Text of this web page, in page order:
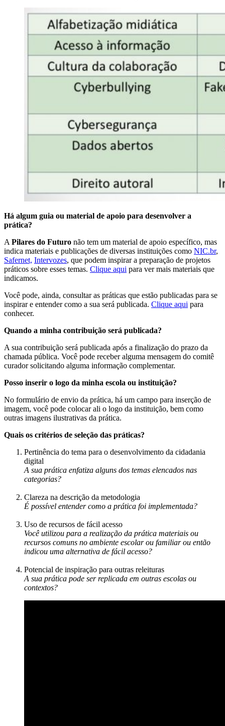
Há algum guia ou material de apoio para desenvolver a
prática?
A Pilares do Futuro não tem um material de apoio específico, mas
indica materiais e publicações de diversas instituições como NIC.br,
Safernet, Intervozes, que podem inspirar a preparação de projetos
práticos sobre esses temas. Clique aqui para ver mais materiais que
indicamos.
Você pode, ainda, consultar as práticas que estão publicadas para se
inspirar e entender como a sua será publicada. Clique aqui para
conhecer.
Quando a minha contribuição será publicada?
A sua contribuição será publicada após a finalização do prazo da
chamada pública. Você pode receber alguma mensagem do comitê
curador solicitando alguma informação complementar.
Posso inserir o logo da minha escola ou instituição?
No formulário de envio da prática, há um campo para inserção de
imagem, você pode colocar ali o logo da instituição, bem como
outras imagens ilustrativas da prática.
Quais os critérios de seleção das práticas?
Pertinência do tema para o desenvolvimento da cidadania
digital
A sua prática enfatiza alguns dos temas elencados nas
categorias?
Clareza na descrição da metodologia
É possível entender como a prática foi implementada?
Uso de recursos de fácil acesso
Você utilizou para a realização da prática materiais ou
recursos comuns no ambiente escolar ou familiar ou então
indicou uma alternativa de fácil acesso?
Potencial de inspiração para outras releituras
A sua prática pode ser replicada em outras escolas ou
contextos?